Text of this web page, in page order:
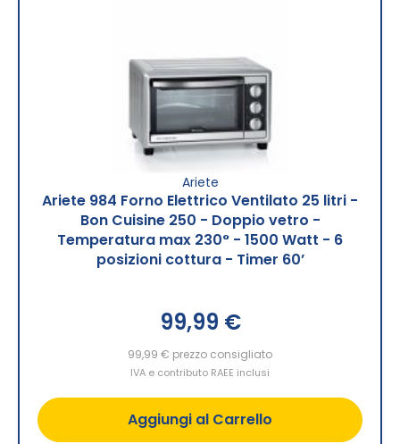
Ariete
Ariete 984 Forno Elettrico Ventilato 25 litri -
Bon Cuisine 250 - Doppio vetro -
Temperatura max 230° - 1500 Watt - 6
posizioni cottura - Timer 60’
99,99 €
99,99 € prezzo consigliato
IVA e contributo RAEE inclusi
Aggiungi al Carrello